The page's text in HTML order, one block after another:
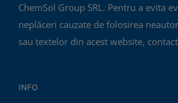
ChemSol Group SRL. Pentru a evita
neplăceri cauzate de folosirea
sau textelor din acest website,
INFO